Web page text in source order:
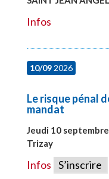
Infos
10/092026
Le risque pénal
mandat
Jeudi 10
Trizay
Infos S’inscrire